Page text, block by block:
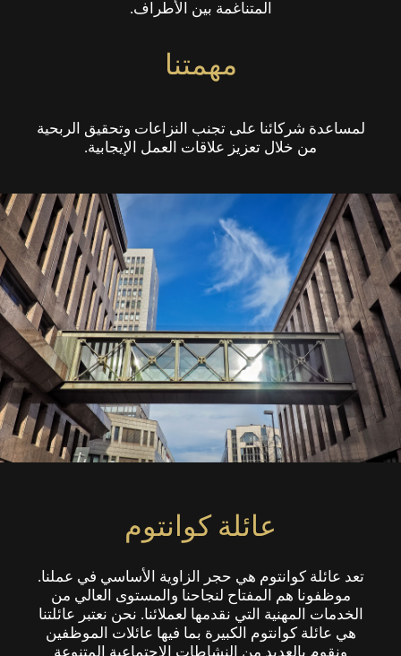
المتناغمة بين الأطراف.
مهمتنا
لمساعدة شركائنا على تجنب النزاعات وتحقيق الربحية
من خلال تعزيز علاقات العمل الإيجابية.
عائلة كوانتوم
تعد عائلة كوانتوم هي حجر الزاوية الأساسي في عملنا.
موظفونا هم المفتاح لنجاحنا والمستوى العالي من
الخدمات المهنية التي نقدمها لعملائنا. نحن نعتبر عائلتنا
هي عائلة كوانتوم الكبيرة بما فيها عائلات الموظفين
ونقوم بالعديد من النشاطات الاجتماعية المتنوعة